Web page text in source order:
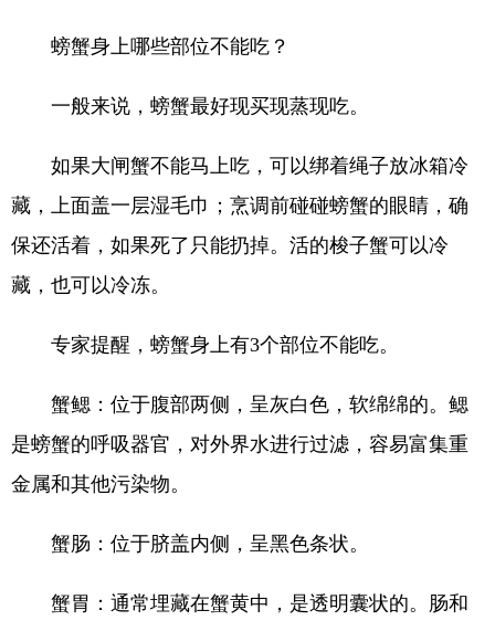
螃蟹身上哪些部位不能吃？
一般来说，螃蟹最好现买现蒸现吃。
如果大闸蟹不能马上吃，可以绑着绳子放冰箱冷
藏，上面盖一层湿毛巾；烹调前碰碰螃蟹的眼睛，确
保还活着，如果死了只能扔掉。活的梭子蟹可以冷
藏，也可以冷冻。
专家提醒，螃蟹身上有3个部位不能吃。
蟹鳃：位于腹部两侧，呈灰白色，软绵绵的。鳃
是螃蟹的呼吸器官，对外界水进行过滤，容易富集重
金属和其他污染物。
蟹肠：位于脐盖内侧，呈黑色条状。
蟹胃：通常埋藏在蟹黄中，是透明囊状的。肠和